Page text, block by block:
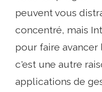
peuvent vous
concentré, mais
pour faire avancer
c'est une autre
applications de